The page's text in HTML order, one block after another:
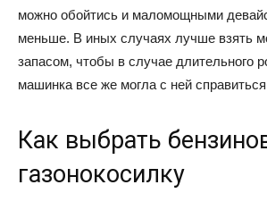
можно обойтись и маломощными
меньше. В иных случаях лучше взять
запасом, чтобы в случае длительного
машинка все же могла с ней
Как выбрать
газонокосилку